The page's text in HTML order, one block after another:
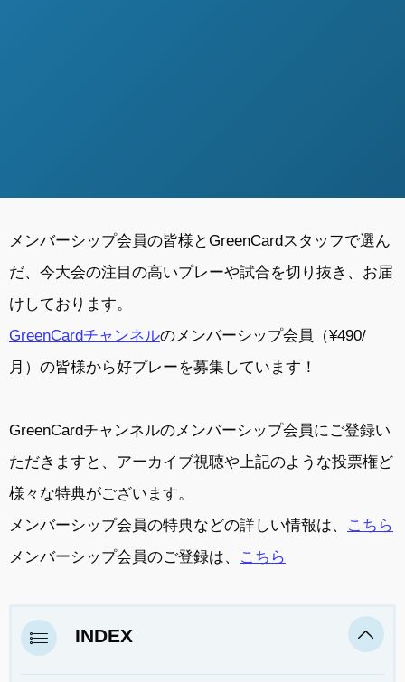
メンバーシップ会員の皆様とGreenCardスタッフで選ん
だ、今大会の注目の高いプレーや試合を切り抜き、お届
けしております。
GreenCardチャンネルのメンバーシップ会員（¥490/
月）の皆様から好プレーを募集しています！
GreenCardチャンネルのメンバーシップ会員にご登録い
ただきますと、アーカイブ視聴や上記のような投票権ど
様々な特典がございます。
メンバーシップ会員の特典などの詳しい情報は、
こちら
メンバーシップ会員のご登録は、
こちら
INDEX